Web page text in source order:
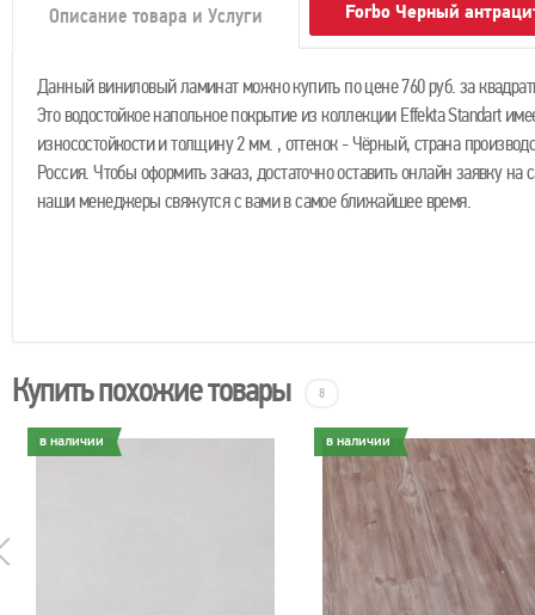
Описание товара и Услуги Forbo Черный
Данный виниловый ламинат можно купить по цене 760 руб. за
Это водостойкое напольное покрытие из коллекции Effekta Standart
износостойкости и толщину 2 мм. , оттенок - Чёрный, страна
Россия. Чтобы оформить заказ, достаточно оставить онлайн заявку на
наши менеджеры свяжутся с вами в самое ближайшее время.
Купить похожие товары 8
в наличии в наличии